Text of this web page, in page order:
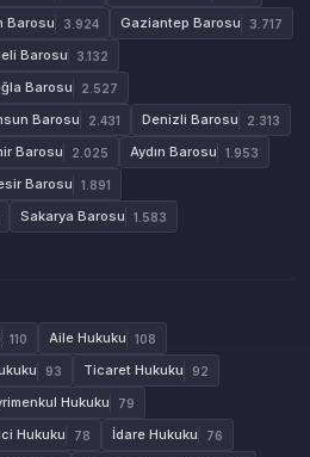
Barosu 3.924 Gaziantep Barosu 3.717
Barosu 3.132
Barosu 2.527
Barosu 2.431 Denizli Barosu 2.313
Barosu 2.025 Aydın Barosu 1.953
Barosu 1.891
Sakarya Barosu 1.583
110 Aile Hukuku 108
93 Ticaret Hukuku 92
Hukuku 79
Hukuku 78 İdare Hukuku 76